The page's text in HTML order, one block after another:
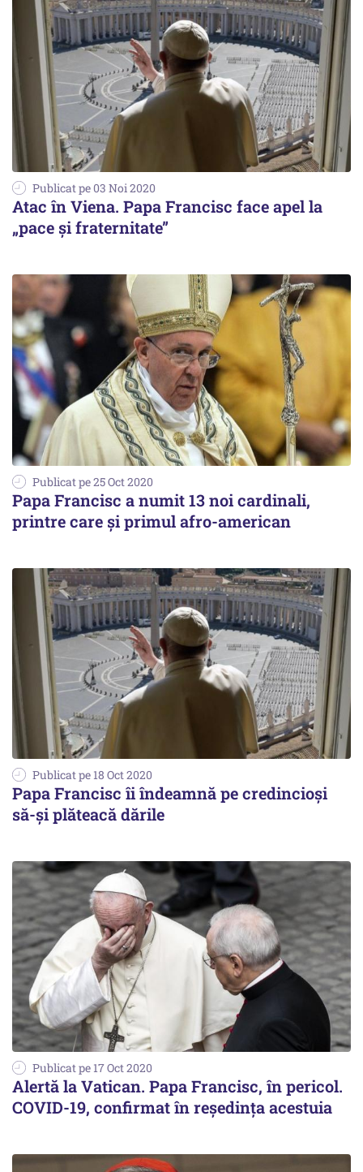
Publicat pe 03 Noi 2020
Atac în Viena. Papa Francisc face apel la
„pace și fraternitate”
Publicat pe 25 Oct 2020
Papa Francisc a numit 13 noi cardinali,
printre care şi primul afro-american
Publicat pe 18 Oct 2020
Papa Francisc îi îndeamnă pe credincioşi
să-şi plăteacă dările
Publicat pe 17 Oct 2020
Alertă la Vatican. Papa Francisc, în pericol.
COVID-19, confirmat în reședința acestuia